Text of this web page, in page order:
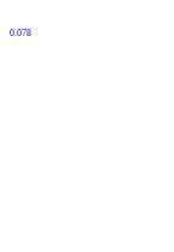
0.078